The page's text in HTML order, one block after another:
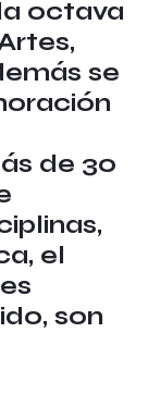
octava
se
de 30
el
son